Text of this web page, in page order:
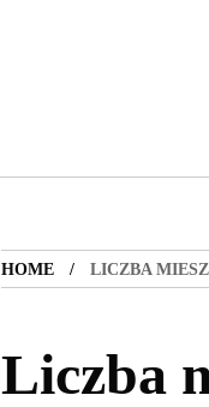
HOME LICZBA
Liczba